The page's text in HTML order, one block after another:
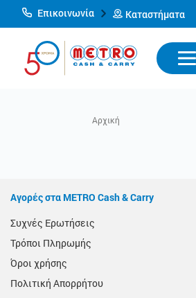
Επικοινωνία Καταστήματα
Αγορές στα METRO Cash & Carry
Συχνές Ερωτήσεις
Τρόποι Πληρωμής
Όροι χρήσης
Πολιτική Απορρήτου